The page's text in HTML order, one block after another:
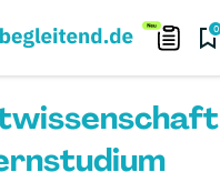
0